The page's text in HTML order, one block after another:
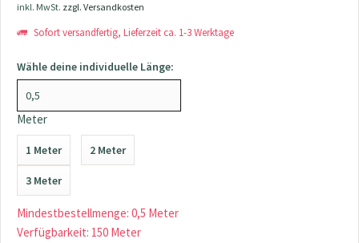
inkl. MwSt. zzgl. Versandkosten
Sofort versandfertig, Lieferzeit ca. 1-3 Werktage
Wähle deine individuelle Länge:
Meter
1 Meter 2 Meter
3 Meter
Mindestbestellmenge: 0,5 Meter
Verfügbarkeit: 150 Meter